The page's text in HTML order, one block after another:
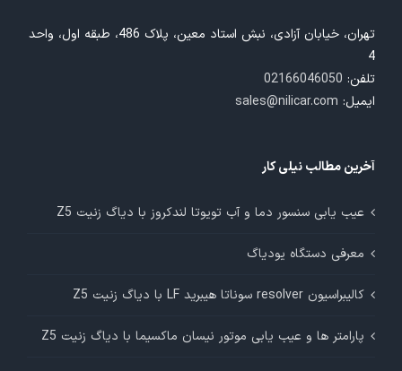
تهران، خیابان آزادی، نبش استاد معین، پلاک 486، طبقه اول، واحد
4
تلفن: 02166046050
ایمیل: sales@nilicar.com
آخرین مطالب نیلی کار
عیب یابی سنسور دما و آب تویوتا لندکروز با دیاگ زنیت Z5
معرفی دستگاه یودیاگ
کالیبراسیون resolver سوناتا هیبرید LF با دیاگ زنیت Z5
پارامتر ها و عیب یابی موتور نیسان ماکسیما با دیاگ زنیت Z5